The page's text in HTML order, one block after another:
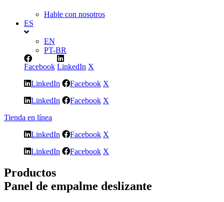
Hable con nosotros
ES
EN
PT-BR
Facebook LinkedIn X
LinkedIn
Facebook X
LinkedIn
Facebook X
Tienda en línea
LinkedIn
Facebook X
LinkedIn
Facebook X
Productos
Panel de empalme deslizante